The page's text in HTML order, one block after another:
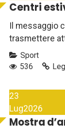
Centri
Il messaggio
trasmettere
Sport
536
23
Lug2026
Mostra